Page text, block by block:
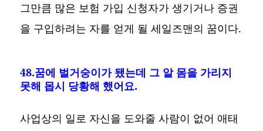
그만큼 많은 보험 가입 신청자가 생기거나 증권
을 구입하려는 자를 얻게 될 세일즈맨의 꿈이다.
48.꿈에 벌거숭이가 됐는데 그 알 몸을 가리지
못해 몹시 당황해 했어요.
사업상의 일로 자신을 도와줄 사람이 없어 애태